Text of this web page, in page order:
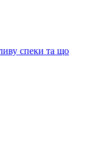
спеки та що